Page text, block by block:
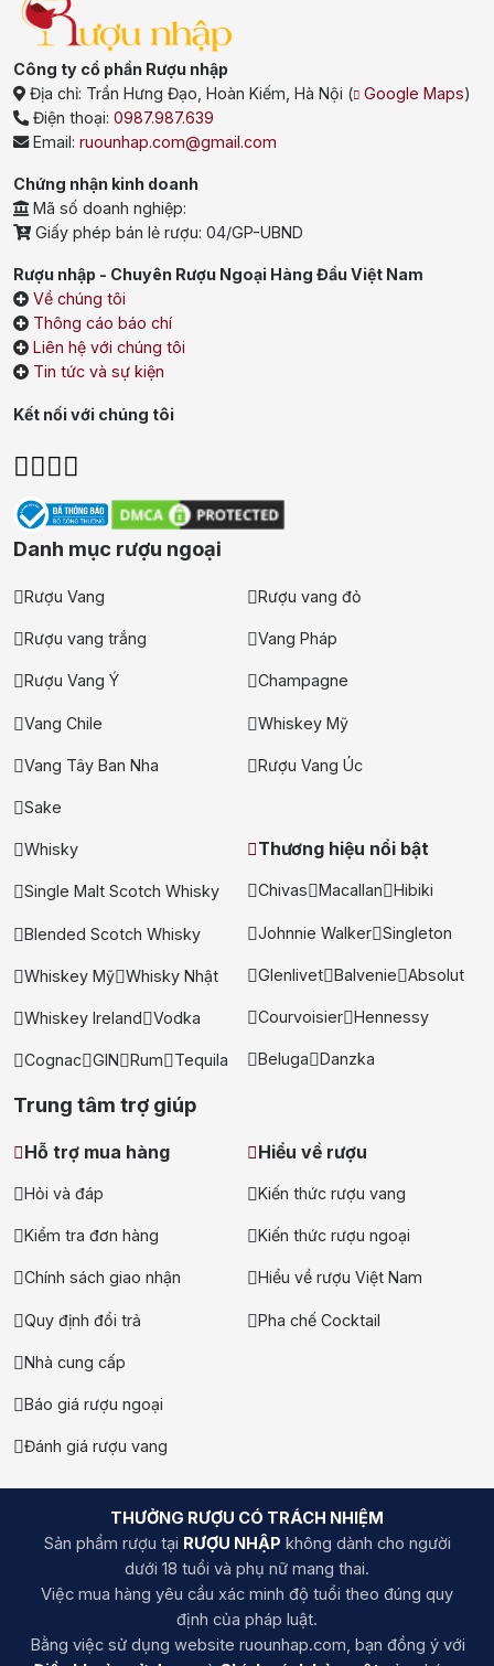
Công ty cổ phần Rượu nhập
Địa chỉ: Trần Hưng Đạo, Hoàn Kiếm, Hà Nội ( Google Maps)
Điện thoại:0987.987.639
Email:ruounhap.com@gmail.com
Chứng nhận kinh doanh
Mã số doanh nghiệp:
Giấy phép bán lẻ rượu: 04/GP-UBND
Rượu nhập - Chuyên Rượu Ngoại Hàng Đầu Việt Nam
Về chúng tôi
Thông cáo báo chí
Liên hệ với chúng tôi
Tin tức và sự kiện
Kết nối với chúng tôi
Danh mục rượu ngoại
Rượu Vang Rượu vang đỏ
Rượu vang trắng Vang Pháp
Rượu Vang Ý Champagne
Vang Chile Whiskey Mỹ
Vang Tây Ban Nha Rượu Vang Úc
Sake
Whisky
Single Malt Scotch Whisky
Blended Scotch Whisky
Whiskey Mỹ Whisky Nhật
Whiskey Ireland Vodka
Cognac GIN Rum Tequila
Thương hiệu nổi bật
Chivas Macallan Hibiki
Johnnie Walker Singleton
Glenlivet Balvenie Absolut
Courvoisier Hennessy
Beluga Danzka
Trung tâm trợ giúp
Hỗ trợ mua hàng
Hỏi và đáp
Kiểm tra đơn hàng
Chính sách giao nhận
Quy định đổi trả
Nhà cung cấp
Báo giá rượu ngoại
Đánh giá rượu vang
Hiểu về rượu
Kiến thức rượu vang
Kiến thức rượu ngoại
Hiểu về rượu Việt Nam
Pha chế Cocktail
THƯỞNG RƯỢU CÓ TRÁCH NHIỆM
Sản phẩm rượu tại RƯỢU NHẬP không dành cho người
dưới 18 tuổi và phụ nữ mang thai.
Việc mua hàng yêu cầu xác minh độ tuổi theo đúng quy
định của pháp luật.
Bằng việc sử dụng website ruounhap.com, bạn đồng ý với